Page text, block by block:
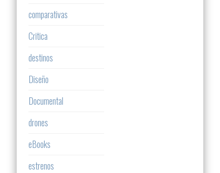
comparativas
Critica
destinos
Diseño
Documental
drones
eBooks
estrenos